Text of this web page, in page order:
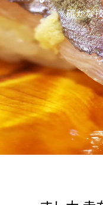
確かな